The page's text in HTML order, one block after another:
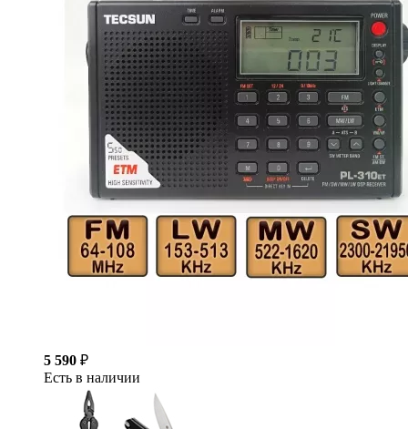
5 590 ₽
Есть в наличии